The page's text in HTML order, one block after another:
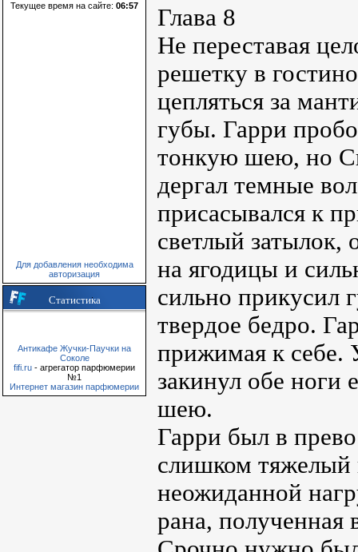
Текущее время на сайте: 06:57
Для добавления необходима
авторизация
Статистика
Антикафе Жучки-Паучки на
Соколе
fifi.ru - агрегатор парфюмерии
№1
Интернет магазин парфюмерии
Глава 8
Не переставая
решетку в
цепляться за
губы. Гарри
тонкую шею, но
дергал темные
присасывался к
светлый затылок,
на ягодицы и
сильно прикусил
твердое бедро.
прижимая к себе.
закинул обе ноги
шею.
Гарри был в
слишком тяжелый
неожиданной
рана, полученная